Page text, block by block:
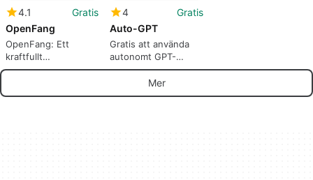
4.1
Gratis
OpenFang
OpenFang: Ett
kraftfullt
operativsystem för
4
Gratis
Auto-GPT
Gratis att använda
autonomt GPT-
experiment
Mer